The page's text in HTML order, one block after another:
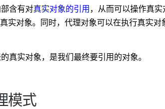
含有对真实对象的引用 ，从而可以操作真
实对象。同时，代理对象可以在执行真实对
真实对象，是我们最终要引用的对象。
模式